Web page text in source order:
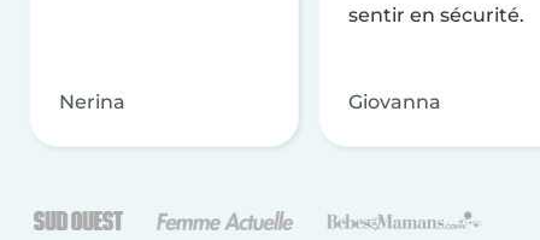
Nerina
sentir en sécurité.
Giovanna